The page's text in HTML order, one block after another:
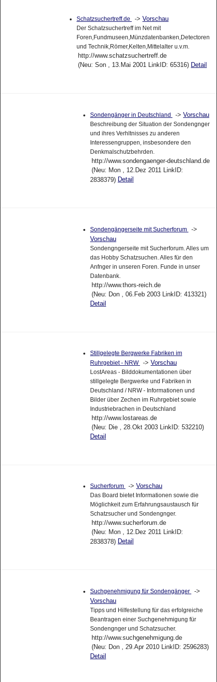
Schatzsuchertreff.de -> Vorschau
Der Schatzsuchertreff im Net mit
Foren,Fundmuseen,Münzdatenbanken,Detectoren
und Technik,Römer,Kelten,Mittelalter u.v.m.
http://www.schatzsuchertreff.de
(Neu: Son , 13.Mai 2001 LinkID: 65316) Detail
Sondengänger in Deutschland -> Vorschau
Beschreibung der Situation der Sondengnger
und ihres Verhltnisses zu anderen
Interessengruppen, insbesondere den
Denkmalschutzbehrden.
http://www.sondengaenger-deutschland.de
(Neu: Mon , 12.Dez 2011 LinkID:
2838379) Detail
Sondengängerseite mit Sucherforum
->
Vorschau
Sondengngerseite mit Sucherforum. Alles um
das Hobby Schatzsuchen. Alles für den
Anfnger in unseren Foren. Funde in unser
Datenbank.
http://www.thors-reich.de
(Neu: Don , 06.Feb 2003 LinkID: 413321)
Detail
Stillgelegte Bergwerke Fabriken im
Ruhrgebiet - NRW -> Vorschau
LostAreas - Bilddokumentationen über
stillgelegte Bergwerke und Fabriken in
Deutschland / NRW - Informationen und
Bilder über Zechen im Ruhrgebiet sowie
Industriebrachen in Deutschland
http://www.lostareas.de
(Neu: Die , 28.Okt 2003 LinkID: 532210)
Detail
Sucherforum -> Vorschau
Das Board bietet Informationen sowie die
Möglichkeit zum Erfahrungsaustausch für
Schatzsucher und Sondengnger.
http://www.sucherforum.de
(Neu: Mon , 12.Dez 2011 LinkID:
2838378) Detail
Suchgenehmigung für Sondengänger
->
Vorschau
Tipps und Hilfestellung für das erfolgreiche
Beantragen einer Suchgenehmigung für
Sondengnger und Schatzsucher.
http://www.suchgenehmigung.de
(Neu: Don , 29.Apr 2010 LinkID: 2596283)
Detail